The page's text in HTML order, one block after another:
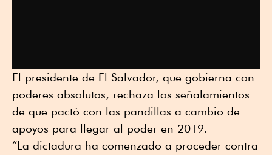
El presidente de El Salvador, que gobierna con
poderes absolutos, rechaza los señalamientos
de que pactó con las pandillas a cambio de
apoyos para llegar al poder en 2019.
“La dictadura ha comenzado a proceder contra